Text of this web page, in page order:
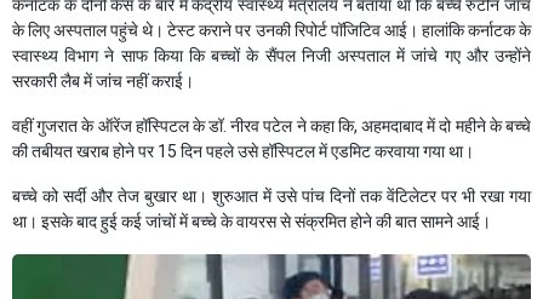
कर्नाटक के दोनों केस के बारे में केंद्रीय स्वास्थ्य मंत्रालय ने बताया था कि बच्चे रुटीन जांच
के लिए अस्पताल पहुंचे थे। टेस्ट कराने पर उनकी रिपोर्ट पॉजिटिव आई। हालांकि कर्नाटक के
स्वास्थ्य विभाग ने साफ किया कि बच्चों के सैंपल निजी अस्पताल में जांचे गए और उन्होंने
सरकारी लैब में जांच नहीं कराई।
वहीं गुजरात के ऑरेंज हॉस्पिटल के डॉ. नीरव पटेल ने कहा कि, अहमदाबाद में दो महीने के बच्चे
की तबीयत खराब होने पर 15 दिन पहले उसे हॉस्पिटल में एडमिट करवाया गया था।
बच्चे को सर्दी और तेज बुखार था। शुरुआत में उसे पांच दिनों तक वेंटिलेटर पर भी रखा गया
था। इसके बाद हुई कई जांचों में बच्चे के वायरस से संक्रमित होने की बात सामने आई।